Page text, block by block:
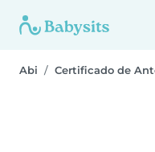
Abi Certificado de